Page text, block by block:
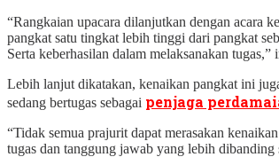
“Rangkaian upacara dilanjutkan dengan acara
pangkat satu tingkat lebih tinggi dari pangkat
Serta keberhasilan dalam melaksanakan tugas,”
Lebih lanjut dikatakan, kenaikan pangkat ini
sedang bertugas sebagai penjaga
“Tidak semua prajurit dapat merasakan
tugas dan tanggung jawab yang lebih dibanding